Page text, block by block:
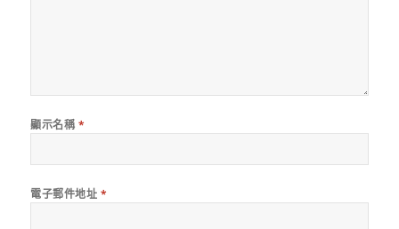
顯示名稱 *
電子郵件地址 *